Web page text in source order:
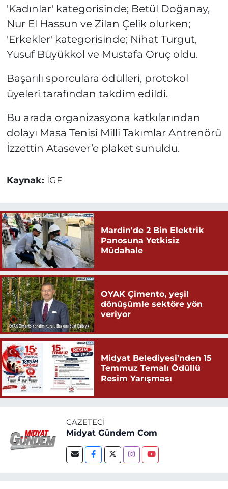
'Kadınlar' kategorisinde; Betül Doğanay,
Nur El Hassun ve Zilan Çelik olurken;
'Erkekler' kategorisinde; Nihat Turgut,
Yusuf Büyükkol ve Mustafa Oruç oldu.
Başarılı sporculara ödülleri, protokol
üyeleri tarafından takdim edildi.
Bu arada organizasyona katkılarından
dolayı Masa Tenisi Milli Takımlar Antrenörü
İzzettin Atasever’e plaket sunuldu.
Kaynak: İGF
Mardin'de 2 Bin Elektrik
Panosuna Yetkisiz
Müdahale
OYAK Çimento, yeşil
dönüşümle sektöre yön
veriyor
Midyat Belediyesi’nden 15
Temmuz Temalı Ödüllü
Resim Yarışması
GAZETECI
Midyat Gündem Com